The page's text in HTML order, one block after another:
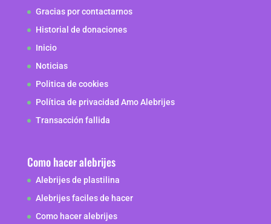
Gracias por contactarnos
Historial de donaciones
Inicio
Noticias
Politica de cookies
Política de privacidad Amo Alebrijes
Transacción fallida
Como hacer alebrijes
Alebrijes de plastilina
Alebrijes faciles de hacer
Como hacer alebrijes